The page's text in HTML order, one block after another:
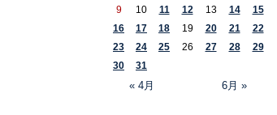
« 4月 6月 »
9
10 11 12 13 14
15
16
17 18 19 20 21
22
23
24 25 26 27 28
29
30
31